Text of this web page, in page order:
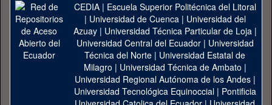
CEDIA| Escuela Superior Politécnica del Litoral
| Universidad de Cuenca| Universidad del
Azuay| Universidad Técnica Particular de Loja|
Universidad Central del Ecuador| Universidad
Técnica del Norte | Universidad Estatal de
Milagro | Universidad Técnica de Ambato |
Universidad Regional Autónoma de los Andes|
Universidad Tecnológica Equinoccial| Pontificia